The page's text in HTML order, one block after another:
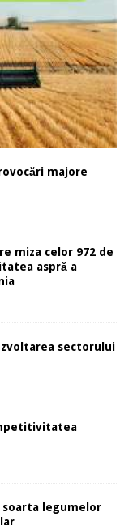
majore
miza celor 972 de
aspră a
sectorului
legumelor